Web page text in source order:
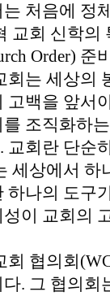
처음에 정
교회 신학
Order) 준
회는 세상의
고백을 앞서
조직화하
교회란 단순
세상에서
나의 도구
이 교회의
회 협의회
. 그 협의